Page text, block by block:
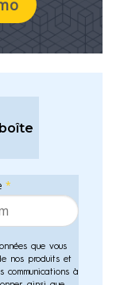
*
que vous
nos produits et
communications à